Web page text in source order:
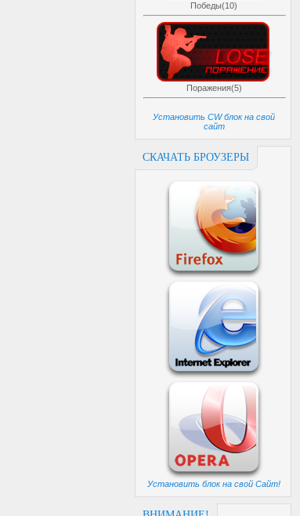
Победы(10)
Поражения(5)
Установить CW блок на свой
сайт
СКАЧАТЬ БРОУЗЕРЫ
Установить блок на свой Сайт!